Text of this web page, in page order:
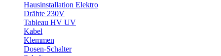
Hausinstallation Elektro
Drähte 230V
Tableau HV UV
Kabel
Klemmen
Dosen-Schalter